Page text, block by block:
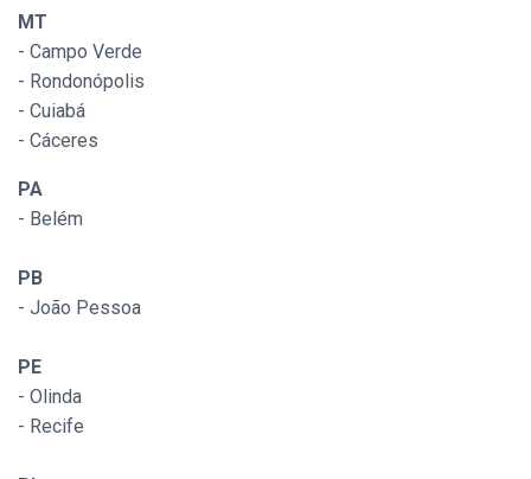
MT
- Campo Verde
- Rondonópolis
- Cuiabá
- Cáceres
PA
- Belém
PB
- João Pessoa
PE
- Olinda
- Recife